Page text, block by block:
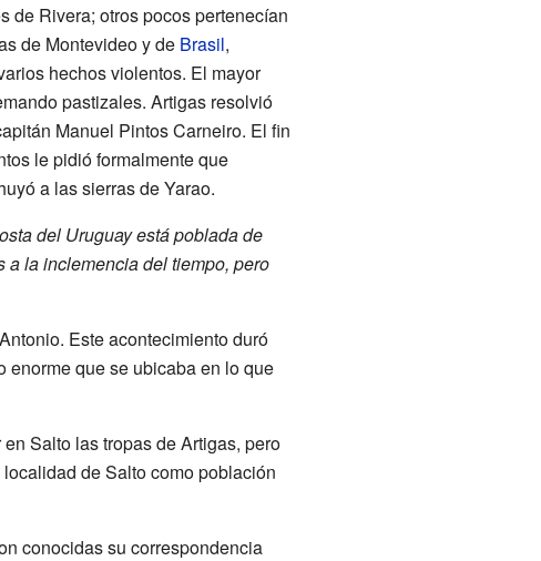
de Rivera; otros pocos pertenecían
de Montevideo y de Brasil,
hechos violentos. El mayor
pastizales. Artigas resolvió
Manuel Pintos Carneiro. El fin
le pidió formalmente que
a las sierras de Yarao.
del Uruguay está poblada de
a la inclemencia del tiempo, pero
Este acontecimiento duró
enorme que se ubicaba en lo que
Salto las tropas de Artigas, pero
de Salto como población
conocidas su correspondencia